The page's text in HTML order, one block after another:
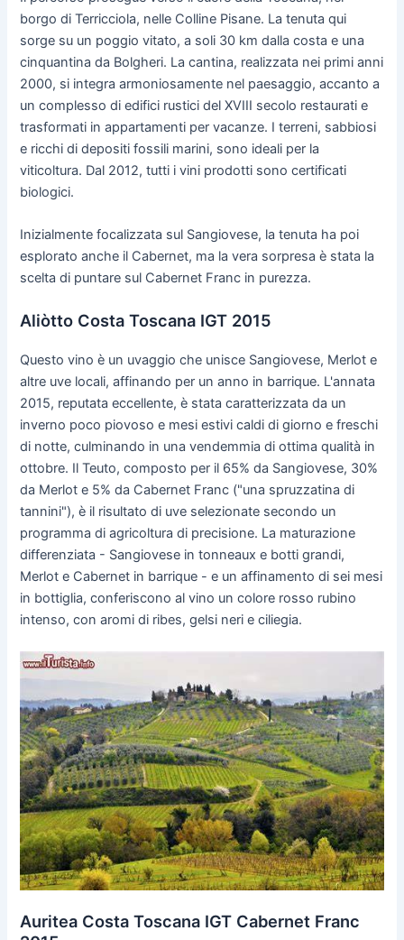
borgo di Terricciola, nelle Colline Pisane. La tenuta qui
sorge su un poggio vitato, a soli 30 km dalla costa e una
cinquantina da Bolgheri. La cantina, realizzata nei primi anni
2000, si integra armoniosamente nel paesaggio, accanto a
un complesso di edifici rustici del XVIII secolo restaurati e
trasformati in appartamenti per vacanze. I terreni, sabbiosi
e ricchi di depositi fossili marini, sono ideali per la
viticoltura. Dal 2012, tutti i vini prodotti sono certificati
biologici.
Inizialmente focalizzata sul Sangiovese, la tenuta ha poi
esplorato anche il Cabernet, ma la vera sorpresa è stata la
scelta di puntare sul Cabernet Franc in purezza.
Aliòtto Costa Toscana IGT 2015
Questo vino è un uvaggio che unisce Sangiovese, Merlot e
altre uve locali, affinando per un anno in barrique. L'annata
2015, reputata eccellente, è stata caratterizzata da un
inverno poco piovoso e mesi estivi caldi di giorno e freschi
di notte, culminando in una vendemmia di ottima qualità in
ottobre. Il Teuto, composto per il 65% da Sangiovese, 30%
da Merlot e 5% da Cabernet Franc ("una spruzzatina di
tannini"), è il risultato di uve selezionate secondo un
programma di agricoltura di precisione. La maturazione
differenziata - Sangiovese in tonneaux e botti grandi,
Merlot e Cabernet in barrique - e un affinamento di sei mesi
in bottiglia, conferiscono al vino un colore rosso rubino
intenso, con aromi di ribes, gelsi neri e ciliegia.
Auritea Costa Toscana IGT Cabernet Franc